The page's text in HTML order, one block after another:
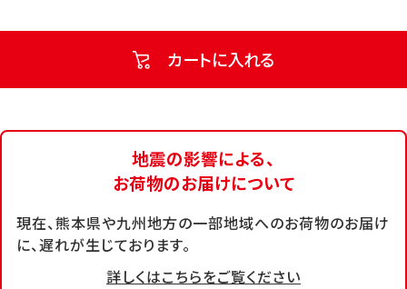
カートに入れる
地震の影響による、
お荷物のお届けについて
現在、熊本県や九州地方の一部地域へのお荷物のお届け
に、遅れが生じております。
詳しくはこちらをご覧ください